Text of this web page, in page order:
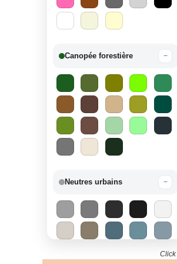
Canopée forestière −
Neutres urbains −
Click